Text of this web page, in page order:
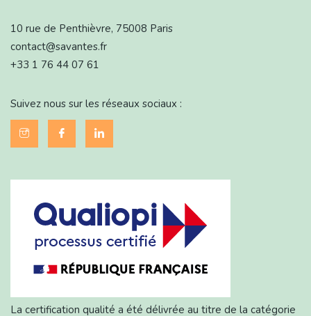
10 rue de Penthièvre, 75008 Paris
contact@savantes.fr
+33 1 76 44 07 61
Suivez nous sur les réseaux sociaux :
La certification qualité a été délivrée au titre de la catégorie